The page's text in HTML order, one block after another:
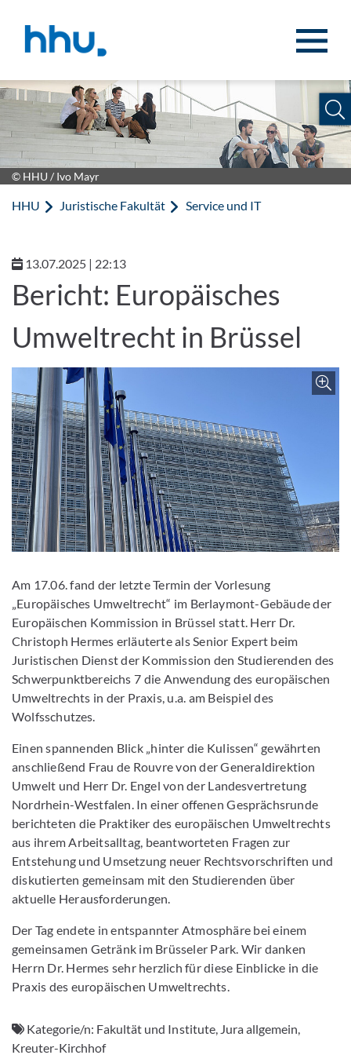
© HHU / Ivo Mayr
HHU Juristische Fakultät Service und IT
13.07.2025 | 22:13
Bericht: Europäisches
Umweltrecht in Brüssel
Am 17.06. fand der letzte Termin der Vorlesung
„Europäisches Umweltrecht“ im Berlaymont-Gebäude der
Europäischen Kommission in Brüssel statt. Herr Dr.
Christoph Hermes erläuterte als Senior Expert beim
Juristischen Dienst der Kommission den Studierenden des
Schwerpunktbereichs 7 die Anwendung des europäischen
Umweltrechts in der Praxis, u.a. am Beispiel des
Wolfsschutzes.
Einen spannenden Blick „hinter die Kulissen“ gewährten
anschließend Frau de Rouvre von der Generaldirektion
Umwelt und Herr Dr. Engel von der Landesvertretung
Nordrhein-Westfalen. In einer offenen Gesprächsrunde
berichteten die Praktiker des europäischen Umweltrechts
aus ihrem Arbeitsalltag, beantworteten Fragen zur
Entstehung und Umsetzung neuer Rechtsvorschriften und
diskutierten gemeinsam mit den Studierenden über
aktuelle Herausforderungen.
Der Tag endete in entspannter Atmosphäre bei einem
gemeinsamen Getränk im Brüsseler Park. Wir danken
Herrn Dr. Hermes sehr herzlich für diese Einblicke in die
Praxis des europäischen Umweltrechts.
Kategorie/n: Fakultät und Institute, Jura allgemein,
Kreuter-Kirchhof